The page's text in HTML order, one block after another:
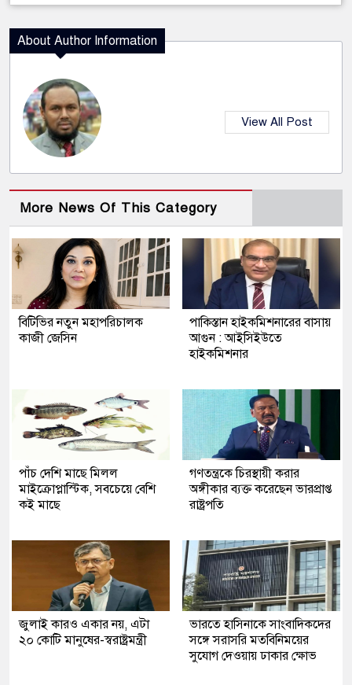
About Author Information
View All Post
More News Of This Category
বিটিভির নতুন মহাপরিচালক
কাজী জেসিন
পাকিস্তান হাইকমিশনারের বাসায়
আগুন : আইসিইউতে
হাইকমিশনার
পাঁচ দেশি মাছে মিলল
মাইক্রোপ্লাস্টিক, সবচেয়ে বেশি
কই মাছে
গণতন্ত্রকে চিরস্থায়ী করার
অঙ্গীকার ব্যক্ত করেছেন ভারপ্রাপ্ত
রাষ্ট্রপতি
জুলাই কারও একার নয়, এটা
২০ কোটি মানুষের-স্বরাষ্ট্রমন্ত্রী
ভারতে হাসিনাকে সাংবাদিকদের
সঙ্গে সরাসরি মতবিনিময়ের
সুযোগ দেওয়ায় ঢাকার ক্ষোভ